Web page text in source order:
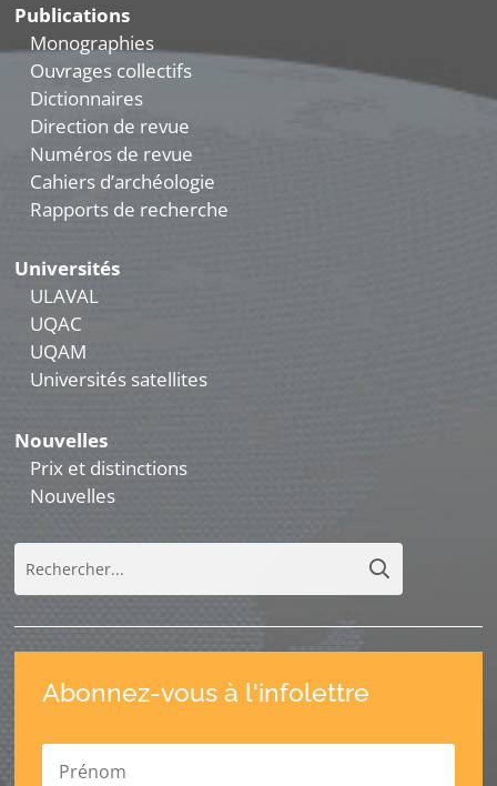
Publications
Monographies
Ouvrages collectifs
Dictionnaires
Direction de revue
Numéros de revue
Cahiers d’archéologie
Rapports de recherche
Universités
ULAVAL
UQAC
UQAM
Universités satellites
Nouvelles
Prix et distinctions
Nouvelles
Abonnez-vous à l'infolettre